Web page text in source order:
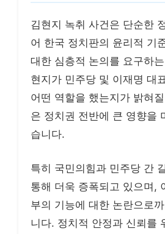
김현지 녹취 사건은 단순한
어 한국 정치판의 윤리적 기
대한 심층적 논의를 요구하
현지가 민주당 및 이재명 대
어떤 역할을 했는지가 밝혀
은 정치권 전반에 큰 영향을
습니다.
특히 국민의힘과 민주당 간
통해 더욱 증폭되고 있으며,
부의 기능에 대한 논란으로
니다. 정치적 안정과 신뢰를